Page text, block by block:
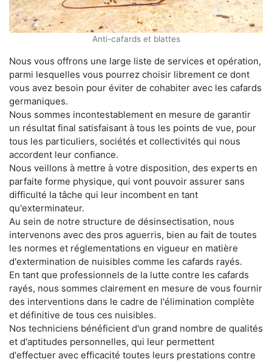
Anti-cafards et blattes
Nous vous offrons une large liste de services et opération,
parmi lesquelles vous pourrez choisir librement ce dont
vous avez besoin pour éviter de cohabiter avec les cafards
germaniques.
Nous sommes incontestablement en mesure de garantir
un résultat final satisfaisant à tous les points de vue, pour
tous les particuliers, sociétés et collectivités qui nous
accordent leur confiance.
Nous veillons à mettre à votre disposition, des experts en
parfaite forme physique, qui vont pouvoir assurer sans
difficulté la tâche qui leur incombent en tant
qu'exterminateur.
Au sein de notre structure de désinsectisation, nous
intervenons avec des pros aguerris, bien au fait de toutes
les normes et réglementations en vigueur en matière
d'extermination de nuisibles comme les cafards rayés.
En tant que professionnels de la lutte contre les cafards
rayés, nous sommes clairement en mesure de vous fournir
des interventions dans le cadre de l'élimination complète
et définitive de tous ces nuisibles.
Nos techniciens bénéficient d'un grand nombre de qualités
et d'aptitudes personnelles, qui leur permettent
d'effectuer avec efficacité toutes leurs prestations contre